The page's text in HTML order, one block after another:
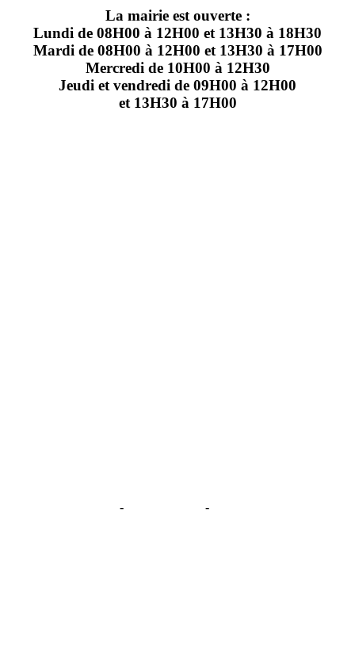
La mairie est ouverte :
Lundi de 08H00 à 12H00 et 13H30 à 18H30
Mardi de 08H00 à 12H00 et 13H30 à 17H00
Mercredi de 10H00 à 12H30
Jeudi et vendredi de 09H00 à 12H00
et 13H30 à 17H00
- -